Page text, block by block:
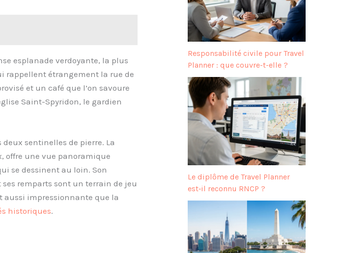
esplanade verdoyante, la plus
rappellent étrangement la rue de
et un café que l’on savoure
Saint-Spyridon, le gardien
sentinelles de pierre. La
offre une vue panoramique
se dessinent au loin. Son
remparts sont un terrain de jeu
aussi impressionnante que la
historiques.
Responsabilité civile pour Travel
Planner : que couvre-t-elle ?
Le diplôme de Travel Planner
est‑il reconnu RNCP ?